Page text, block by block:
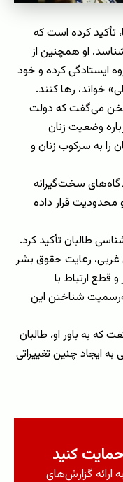
تأکید کرده است که
او همچنین از
ایستادگی کرده و خود
خواند، رها کنند.
می‌گفت که دولت
وضعیت زنان
را به سرکوب زنان و
سخت‌گیرانه
محدودیت قرار داده
طالبان تأکید کرد.
غربی، رعایت حقوق بشر
قطع ارتباط با
شناختن این
به باور او، طالبان
به ایجاد چنین تغییراتی
کنید
ارائه گزارش‌های